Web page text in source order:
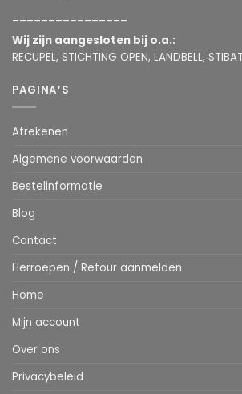
Wij zijn aangesloten bij o.a.:
RECUPEL, STICHTING OPEN, LANDBELL,
PAGINA’S
Afrekenen
Algemene voorwaarden
Bestelinformatie
Blog
Contact
Herroepen / Retour aanmelden
Home
Mijn account
Over ons
Privacybeleid